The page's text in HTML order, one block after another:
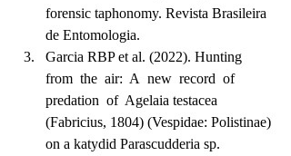
forensic taphonomy. Revista Brasileira
de Entomologia.
Garcia RBP et al. (2022). Hunting
from  the  air:  A  new  record  of
predation  of  Agelaia testacea
(Fabricius, 1804) (Vespidae: Polistinae)
on a katydid Parascudderia sp.